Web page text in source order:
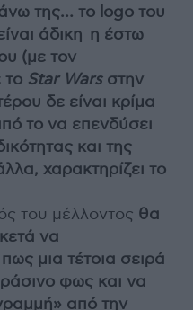
της… το logo του
άδικη η έστω
(με τον
το Star Warsστην
δε είναι κρίμα
το να επενδύσει
και της
χαρακτηρίζει το
του μέλλοντος θα
να
μια τέτοια σειρά
φως και να
από την